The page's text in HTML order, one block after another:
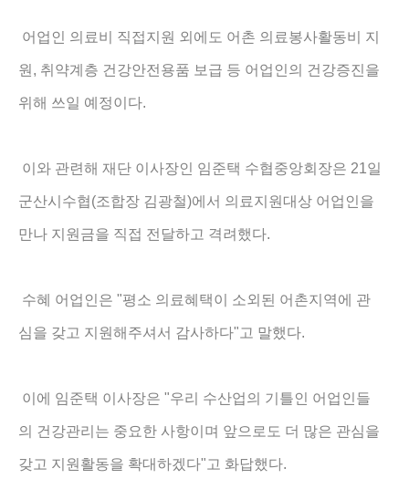
어업인 의료비 직접지원 외에도 어촌 의료봉사활동비 지
원 , 취약계층 건강안전용품 보급 등 어업인의 건강증진을
위해 쓰일 예정이다.
이와 관련해 재단 이사장인 임준택 수협중앙회장은 21일
군산시수협 (조합장 김광철)에서 의료지원대상 어업인을
만나 지원금을 직접 전달하고 격려했다.
수혜 어업인은 "평소 의료혜택이 소외된 어촌지역에 관
심을 갖고 지원해주셔서 감사하다"고 말했다.
이에 임준택 이사장은 "우리 수산업의 기틀인 어업인들
의 건강관리는 중요한 사항이며 앞으로도 더 많은 관심을
갖고 지원활동을 확대하겠다"고 화답했다.